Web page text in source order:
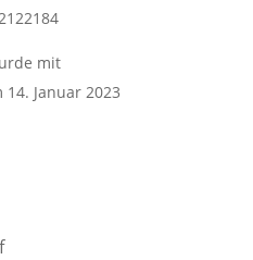
mit
14. Januar 2023